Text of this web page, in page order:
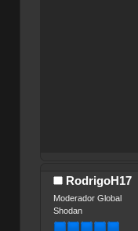
RodrigoH17
Moderador Global
Shodan